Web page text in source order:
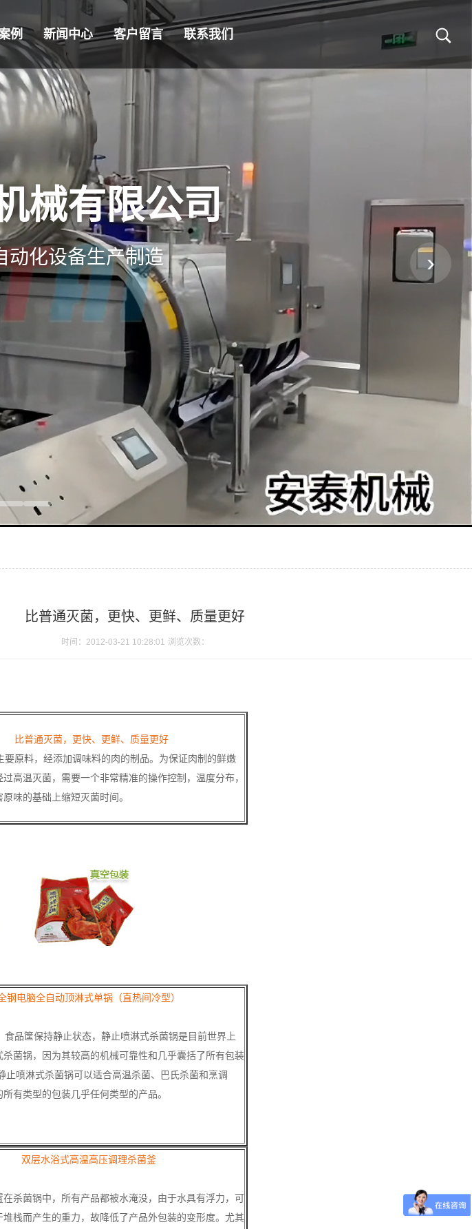
例 新闻中心 客户留言 联系我们
械有限公司
动化设备生产制造 ›
比普通灭菌，更快、更鲜、质量更好
时间：2012-03-21 10:28:01 浏览次数：
比普通灭菌，更快、更鲜、质量更好
原料，经添加调味料的肉的制品。为保证肉制的鲜嫩
高温灭菌，需要一个非常精准的操作控制，温度分布，
味的基础上缩短灭菌时间。
钢电脑全自动顶淋式单锅（直热间冷型）
品筐保持静止状态，静止喷淋式杀菌锅是目前世界上
杀菌锅，因为其较高的机械可靠性和几乎囊括了所有包装
止喷淋式杀菌锅可以适合高温杀菌、巴氏杀菌和烹调
所有类型的包装几乎任何类型的产品。
双层水浴式高温高压调理杀菌釜
在杀菌锅中，所有产品都被水淹没，由于水具有浮力，可
堆栈而产生的重力，故降低了产品外包装的变形度。尤其